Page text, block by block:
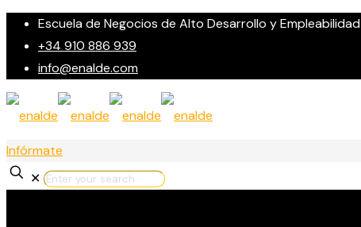
Escuela de Negocios de Alto Desarrollo y Empleabilidad
+34 910 886 939
info@enalde.com
Infórmate
✕